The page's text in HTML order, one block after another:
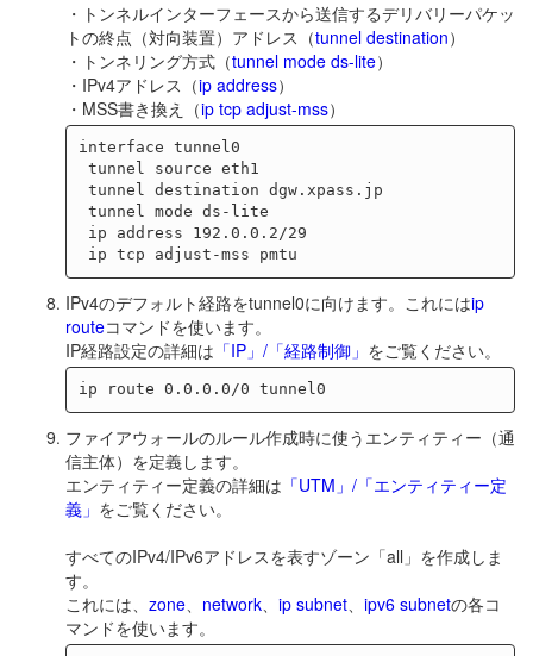
・トンネルインターフェースから送信するデリバリーパケッ
トの終点（対向装置）アドレス（tunnel destination）
・トンネリング方式（tunnel mode ds-lite）
・IPv4アドレス（ip address）
・MSS書き換え（ip tcp adjust-mss）
interface tunnel0
IPv4のデフォルト経路をtunnel0に向けます。これにはip
routeコマンドを使います。
IP経路設定の詳細は 「IP」/「経路制御」 をご覧ください。
ファイアウォールのルール作成時に使うエンティティー（通
信主体）を定義します。
エンティティー定義の詳細は 「UTM」/「エンティティー定
義」 をご覧ください。
すべてのIPv4/IPv6アドレスを表すゾーン「all」を作成しま
す。
これには、 zone network ip subnet ipv6 subnetの各コ
マンドを使います。